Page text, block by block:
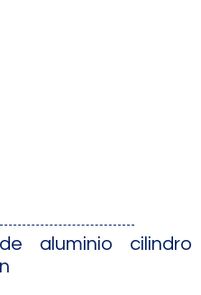
aluminio cilindro